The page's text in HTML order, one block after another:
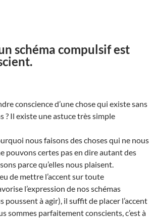
schéma compulsif est
conscience d’une chose qui existe sans
? Il existe une astuce très simple
nous faisons des choses qui ne nous
pouvons certes pas en dire autant des
parce qu’elles nous plaisent.
de mettre l’accent sur toute
l’expression de nos schémas
poussent à agir), il suffit de placer l’accent
sommes parfaitement conscients, c’est à